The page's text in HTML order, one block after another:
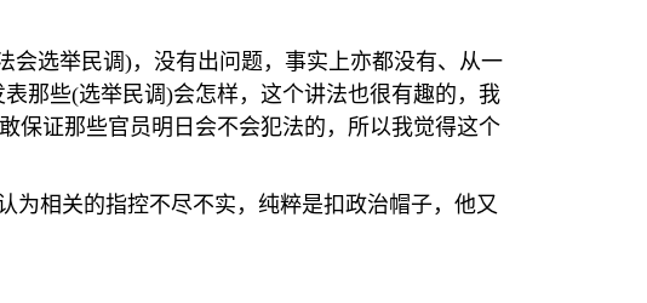
会选举民调)，没有出问题，事实上亦都没有、从一
表那些(选举民调)会怎样，这个讲法也很有趣的，我
保证那些官员明日会不会犯法的，所以我觉得这个
为相关的指控不尽不实，纯粹是扣政治帽子，他又